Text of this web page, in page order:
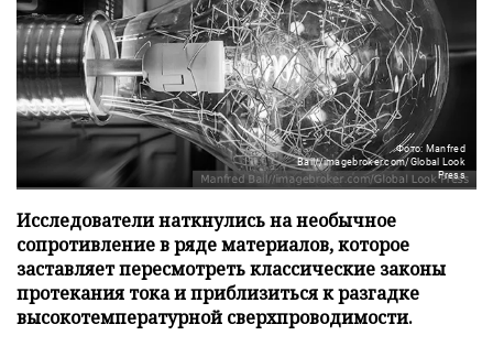
Фото: Manfred
Bail//imagebroker.com/Global Look
Press
Исследователи наткнулись на необычное
сопротивление в ряде материалов, которое
заставляет пересмотреть классические законы
протекания тока и приблизиться к разгадке
высокотемпературной сверхпроводимости.